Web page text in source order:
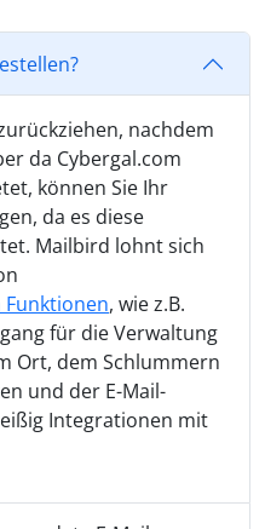
nachdem
da Cybergal.com
können Sie Ihr
da es diese
Mailbird lohnt sich
, wie z.B.
für die Verwaltung
Ort, dem Schlummern
und der E-Mail-
Integrationen mit